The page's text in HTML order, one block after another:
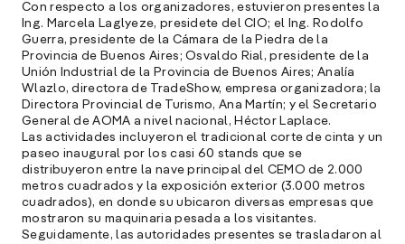
Con respecto a los organizadores, estuvieron presentes la
Ing. Marcela Laglyeze, presidete del CIO; el Ing. Rodolfo
Guerra, presidente de la Cámara de la Piedra de la
Provincia de Buenos Aires; Osvaldo Rial, presidente de la
Unión Industrial de la Provincia de Buenos Aires; Analía
Wlazlo, directora de TradeShow, empresa organizadora; la
Directora Provincial de Turismo, Ana Martín; y el Secretario
General de AOMA a nivel nacional, Héctor Laplace.
Las actividades incluyeron el tradicional corte de cinta y un
paseo inaugural por los casi 60 stands que se
distribuyeron entre la nave principal del CEMO de 2.000
metros cuadrados y la exposición exterior (3.000 metros
cuadrados), en donde su ubicaron diversas empresas que
mostraron su maquinaria pesada a los visitantes.
Seguidamente, las autoridades presentes se trasladaron al